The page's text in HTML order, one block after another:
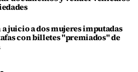
a juicio a dos mujeres imputadas
con billetes "premiados" de